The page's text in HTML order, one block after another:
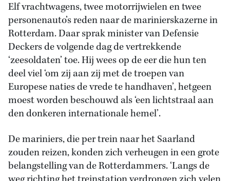
Elf vrachtwagens, twee motorrijwielen en twee
personenauto’s reden naar de marinierskazerne in
Rotterdam. Daar sprak minister van Defensie
Deckers de volgende dag de vertrekkende
‘zeesoldaten’ toe. Hij wees op de eer die hun ten
deel viel ‘om zij aan zij met de troepen van
Europese naties de vrede te handhaven’, hetgeen
moest worden beschouwd als ‘een lichtstraal aan
den donkeren internationale hemel’.
De mariniers, die per trein naar het Saarland
zouden reizen, konden zich verheugen in een grote
belangstelling van de Rotterdammers. ‘Langs de